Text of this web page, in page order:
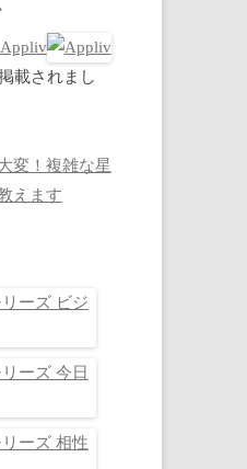
載されまし
変！複雑な星
えます